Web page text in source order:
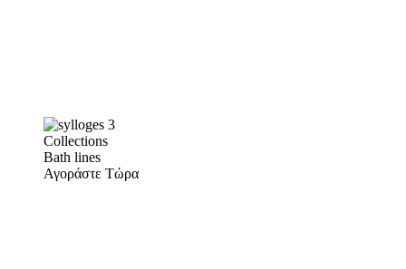
Collections
Bath lines
Αγοράστε Τώρα